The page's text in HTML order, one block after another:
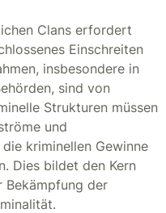
Clans erfordert
Einschreiten
insbesondere in
sind von
Strukturen müssen
und
kriminellen Gewinne
Dies bildet den Kern
Bekämpfung der